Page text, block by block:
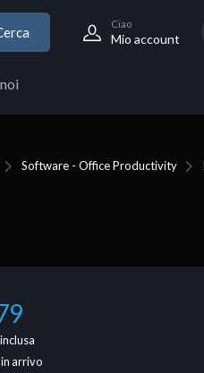
Ciao
Mio account
Software - Office Productivity
arrivo